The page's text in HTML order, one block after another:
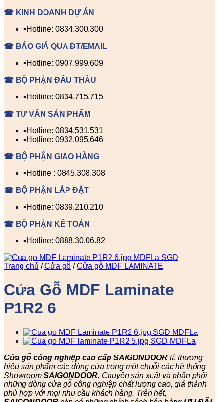
☎ KINH DOANH DỰ ÁN
▪️Hotline: 0834.300.300
☎ BÁO GIÁ QUA ĐT/EMAIL
▪️Hotline: 0907.999.609
☎ BỘ PHẬN ĐẤU THẦU
▪️Hotline: 0834.715.715
☎ TƯ VẤN SẢN PHẨM
▪️Hotline: 0834.531.531
▪️Hotline: 0932.095.646
☎ BỘ PHẬN GIAO HÀNG
▪️Hotline : 0845.308.308
☎ BỘ PHẬN LẮP ĐẶT
▪️Hotline: 0839.210.210
☎ BỘ PHẬN KẾ TOÁN
▪️Hotline: 0888.30.06.82
Trang chủ / Cửa gỗ / Cửa gỗ MDF LAMINATE
Cửa Gỗ MDF Laminate
P1R2 6
Cửa gỗ công nghiệp cao cấp SAIGONDOOR là thương
hiệu sản phẩm các dòng cửa trong một chuỗi các hệ thống
Showroom SAIGONDOOR. Chuyên sản xuất và phân phối
những dòng cửa gỗ công nghiệp chất lượng cao, giá thành
phù hợp với mọi nhu cầu khách hàng. Trên hết,